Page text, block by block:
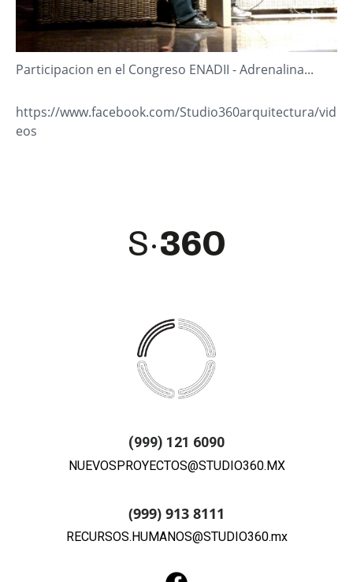
Participacion en el Congreso ENADII - Adrenalina...
https://www.facebook.com/Studio360arquitectura/vid
eos
(999) 121 6090
NUEVOSPROYECTOS@STUDIO360.MX
(999) 913 8111
RECURSOS.HUMANOS@STUDIO360.mx